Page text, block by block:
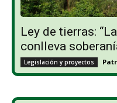
Ley de tierras:
conlleva
Legislación y proyectos